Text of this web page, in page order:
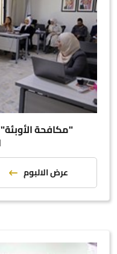
"مكافحة
عرض الالبوم